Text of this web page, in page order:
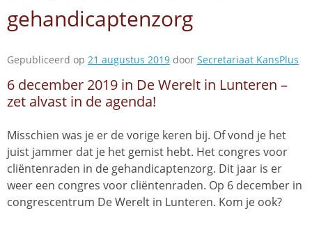
gehandicaptenzorg
Gepubliceerd op 21 augustus 2019 door Secretariaat KansPlus
6 december 2019 in De Werelt in Lunteren –
zet alvast in de agenda!
Misschien was je er de vorige keren bij. Of vond je het
juist jammer dat je het gemist hebt. Het congres voor
cliëntenraden in de gehandicaptenzorg. Dit jaar is er
weer een congres voor cliëntenraden. Op 6 december in
congrescentrum De Werelt in Lunteren. Kom je ook?